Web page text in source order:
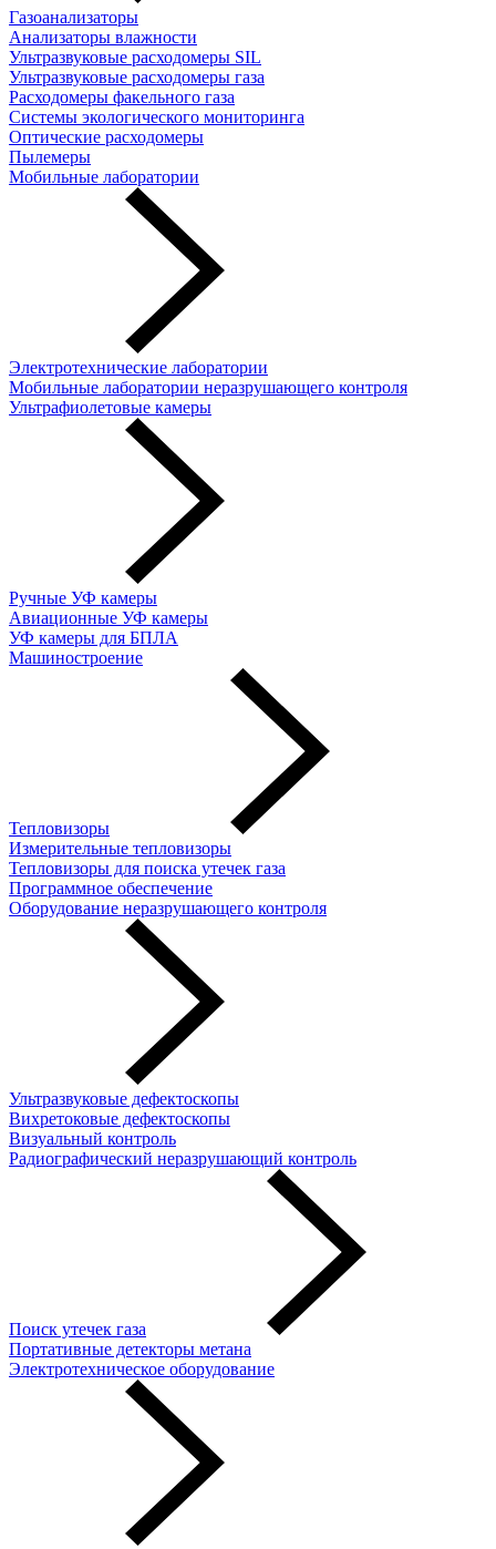
Газоанализаторы
Анализаторы влажности
Ультразвуковые расходомеры SIL
Ультразвуковые расходомеры газа
Расходомеры факельного газа
Системы экологического мониторинга
Оптические расходомеры
Пылемеры
Мобильные лаборатории
Электротехнические лаборатории
Мобильные лаборатории неразрушающего контроля
Ультрафиолетовые камеры
Ручные УФ камеры
Авиационные УФ камеры
УФ камеры для БПЛА
Машиностроение
Тепловизоры
Измерительные тепловизоры
Тепловизоры для поиска утечек газа
Программное обеспечение
Оборудование неразрушающего контроля
Ультразвуковые дефектоскопы
Вихретоковые дефектоскопы
Визуальный контроль
Радиографический неразрушающий контроль
Поиск утечек газа
Портативные детекторы метана
Электротехническое оборудование